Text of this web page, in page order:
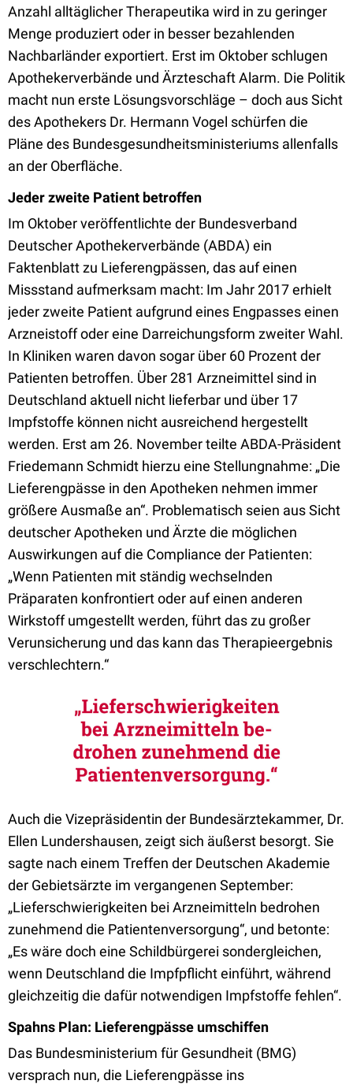
Anzahl alltäglicher Therapeutika wird in zu geringer
Menge produziert oder in besser bezahlenden
Nachbarländer exportiert. Erst im Oktober schlugen
Apothekerverbände und Ärzteschaft Alarm. Die Politik
macht nun erste Lösungsvorschläge – doch aus Sicht
des Apothekers Dr. Hermann Vogel schürfen die
Pläne des Bundesgesundheitsministeriums allenfalls
an der Oberfläche.
Jeder zweite Patient betroffen
Im Oktober veröffentlichte der Bundesverband
Deutscher Apothekerverbände (ABDA) ein
Faktenblatt zu Lieferengpässen, das auf einen
Missstand aufmerksam macht: Im Jahr 2017 erhielt
jeder zweite Patient aufgrund eines Engpasses einen
Arzneistoff oder eine Darreichungsform zweiter Wahl.
In Kliniken waren davon sogar über 60 Prozent der
Patienten betroffen. Über 281 Arzneimittel sind in
Deutschland aktuell nicht lieferbar und über 17
Impfstoffe können nicht ausreichend hergestellt
werden. Erst am 26. November teilte ABDA-Präsident
Friedemann Schmidt hierzu eine Stellungnahme: „Die
Lieferengpässe in den Apotheken nehmen immer
größere Ausmaße an“. Problematisch seien aus Sicht
deutscher Apotheken und Ärzte die möglichen
Auswirkungen auf die Compliance der Patienten:
„Wenn Patienten mit ständig wechselnden
Präparaten konfrontiert oder auf einen anderen
Wirkstoff umgestellt werden, führt das zu großer
Verunsicherung und das kann das Therapieergebnis
verschlechtern.“
Auch die Vizepräsidentin der Bundesärztekammer, Dr.
Ellen Lundershausen, zeigt sich äußerst besorgt. Sie
sagte nach einem Treffen der Deutschen Akademie
der Gebietsärzte im vergangenen September:
„Lieferschwierigkeiten bei Arzneimitteln bedrohen
zunehmend die Patientenversorgung“, und betonte:
„Es wäre doch eine Schildbürgerei sondergleichen,
wenn Deutschland die Impfpflicht einführt, während
gleichzeitig die dafür notwendigen Impfstoffe fehlen“.
Spahns Plan: Lieferengpässe umschiffen
Das Bundesministerium für Gesundheit (BMG)
versprach nun, die Lieferengpässe ins